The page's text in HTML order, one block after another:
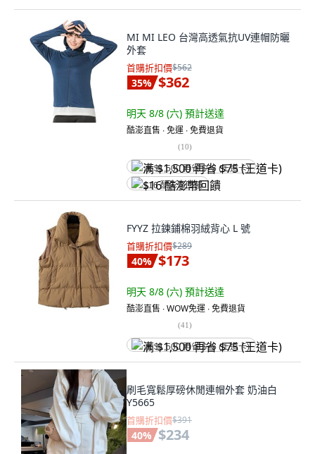
MI MI LEO 台灣高透氣抗UV連帽防曬
外套
首購折扣價$562
35% $362
明天 8/8 (六) 預計送達
酷澎直售 ∙ 免運 ∙ 免費退貨
(10)
满 $1,500 再省 $75 (王道卡)
$16 酷澎幣回饋
FYYZ 拉鍊鋪棉羽絨背心 L 號
首購折扣價$289
40% $173
明天 8/8 (六) 預計送達
酷澎直售 ∙ WOW免運 ∙ 免費退貨
(41)
满 $1,500 再省 $75 (王道卡)
刷毛寬鬆厚磅休閒連帽外套 奶油白
Y5665
首購折扣價$391
40% $234